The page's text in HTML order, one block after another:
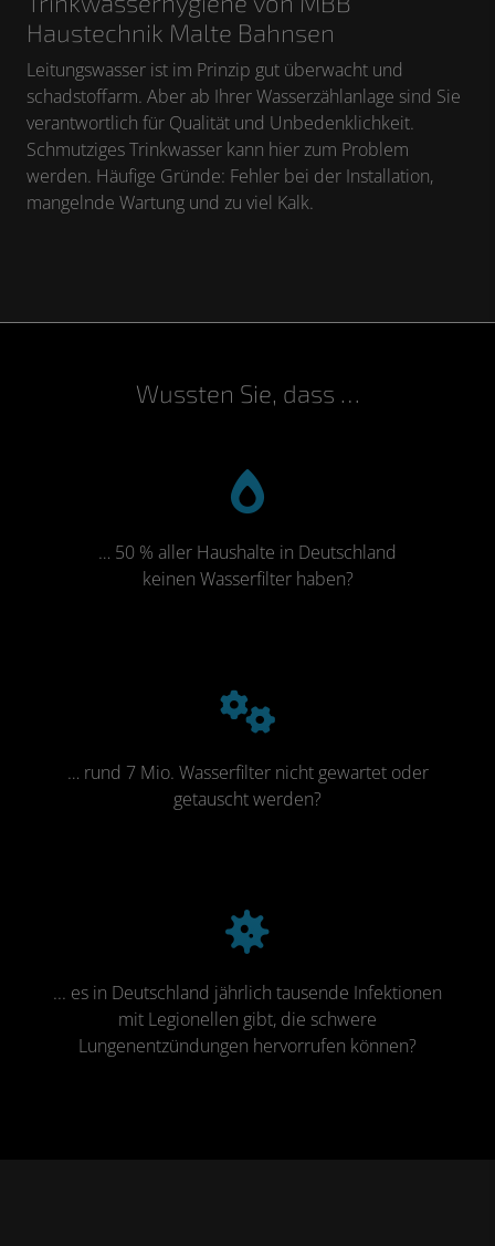
Haustechnik Malte Bahnsen
Leitungswasser ist im Prinzip gut überwacht und
schadstoffarm. Aber ab Ihrer Wasserzählanlage sind Sie
verantwortlich für Qualität und Unbedenklichkeit.
Schmutziges Trinkwasser kann hier zum Problem
werden. Häufige Gründe: Fehler bei der Installation,
mangelnde Wartung und zu viel Kalk.
Wussten Sie, dass …
… 50 % aller Haushalte in Deutschland
keinen Wasserfilter haben?
… rund 7 Mio. Wasserfilter nicht gewartet oder
getauscht werden?
... es in Deutschland jährlich tausende Infektionen
mit Legionellen gibt, die schwere
Lungenentzündungen hervorrufen können?